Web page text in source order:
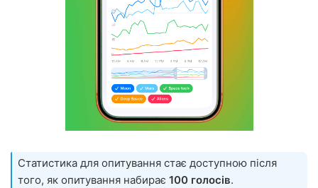
Статистика для опитування стає доступною після
того, як опитування набирає 100 голосів.